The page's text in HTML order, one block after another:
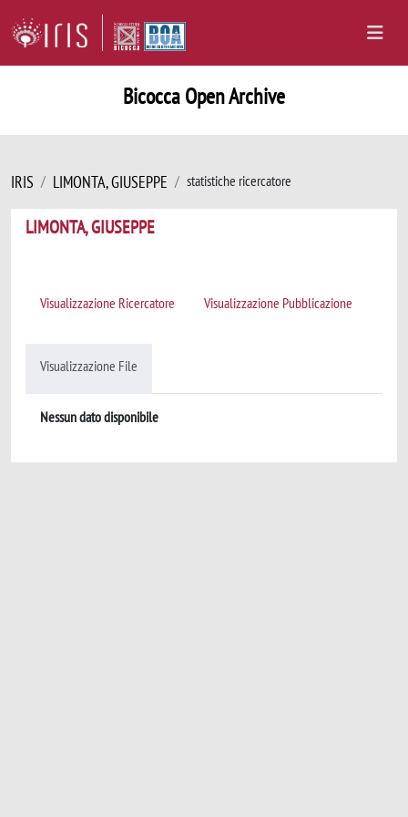
Bicocca Open Archive
IRIS LIMONTA, GIUSEPPE statistiche ricercatore
LIMONTA, GIUSEPPE
Visualizzazione Ricercatore Visualizzazione Pubblicazione
Visualizzazione File
Nessun dato disponibile